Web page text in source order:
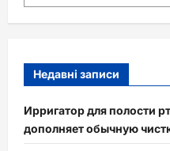
Недавні записи
Ирригатор для полости
дополняет обычную